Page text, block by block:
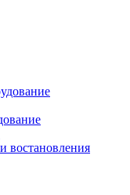
востановления